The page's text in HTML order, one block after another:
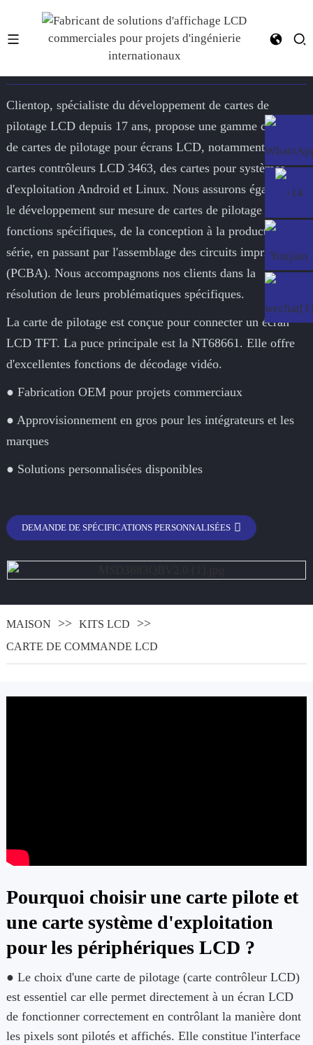
carte de commande LCD
Clientop, spécialiste du développement de cartes de
pilotage LCD depuis 17 ans, propose une gamme complète
de cartes de pilotage pour écrans LCD, notamment des
cartes contrôleurs LCD 3463, des cartes pour systèmes
d'exploitation Android et Linux. Nous assurons également
le développement sur mesure de cartes de pilotage à
fonctions spécifiques, de la conception à la production en
série, en passant par l'assemblage des circuits imprimés
(PCBA). Nous accompagnons nos clients dans la
résolution de leurs problématiques spécifiques.
La carte de pilotage est conçue pour connecter un écran
LCD TFT. La puce principale est la NT68661. Elle offre
d'excellentes fonctions de décodage vidéo.
● Fabrication OEM pour projets commerciaux
● Approvisionnement en gros pour les intégrateurs et les
marques
● Solutions personnalisées disponibles
DEMANDE DE SPÉCIFICATIONS PERSONNALISÉES
MAISON
KITS LCD
CARTE DE COMMANDE LCD
Pourquoi choisir une carte pilote et
une carte système d'exploitation
pour les périphériques LCD ?
● Le choix d'une carte de pilotage (carte contrôleur LCD)
est essentiel car elle permet directement à un écran LCD
de fonctionner correctement en contrôlant la manière dont
les pixels sont pilotés et affichés. Elle constitue l'interface